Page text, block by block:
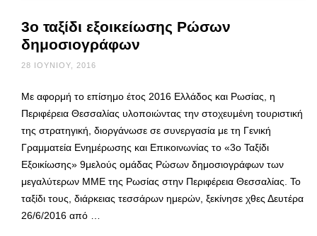
3ο ταξίδι εξοικείωσης Ρώσων
δημοσιογράφων
28 ΙΟΥΝΊΟΥ, 2016
Με αφορμή το επίσημο έτος 2016 Ελλάδος και Ρωσίας, η
Περιφέρεια Θεσσαλίας υλοποιώντας την στοχευμένη τουριστική
της στρατηγική, διοργάνωσε σε συνεργασία με τη Γενική
Γραμματεία Ενημέρωσης και Επικοινωνίας το «3ο Ταξίδι
Εξοικίωσης» 9μελούς ομάδας Ρώσων δημοσιογράφων των
μεγαλύτερων ΜΜΕ της Ρωσίας στην Περιφέρεια Θεσσαλίας. Το
ταξίδι τους, διάρκειας τεσσάρων ημερών, ξεκίνησε χθες Δευτέρα
26/6/2016 από …